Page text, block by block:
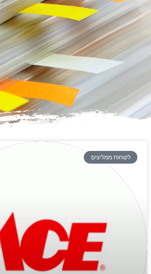
לקוחות ממליצים